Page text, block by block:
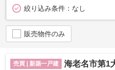
絞り込み条件： なし
販売物件のみ
売買 | 新築一戸建 海老名市第1大